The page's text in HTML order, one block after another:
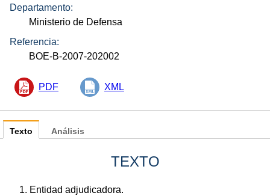
Departamento:
Ministerio de Defensa
Referencia:
BOE-B-2007-202002
PDF XML
Texto
TEXTO
1. Entidad adjudicadora.
Análisis